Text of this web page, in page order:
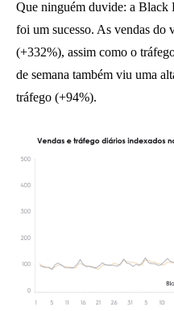
Que ninguém duvide: a Black
foi um sucesso. As vendas do
(+332%), assim como o
de semana também viu uma
tráfego (+94%).